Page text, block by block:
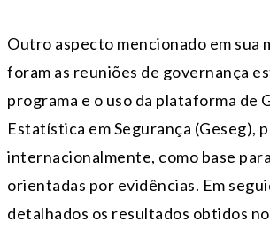
Outro aspecto mencionado em sua
foram as reuniões de governança
programa e o uso da plataforma de
Estatística em Segurança (Geseg),
internacionalmente, como base
orientadas por evidências. Em
detalhados os resultados obtidos